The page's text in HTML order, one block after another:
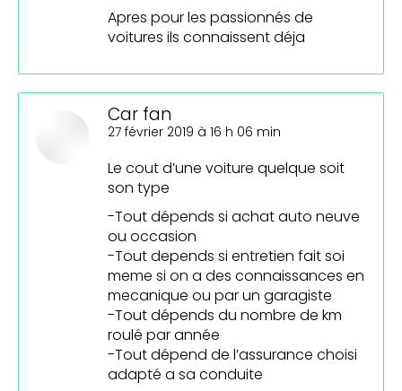
Apres pour les passionnés de
voitures ils connaissent déja
Car fan
dit
27 février 2019 à 16 h 06 min
Le cout d’une voiture quelque soit
son type
-Tout dépends si achat auto neuve
ou occasion
-Tout depends si entretien fait soi
meme si on a des connaissances en
mecanique ou par un garagiste
-Tout dépends du nombre de km
roulé par année
-Tout dépend de l’assurance choisi
adapté a sa conduite